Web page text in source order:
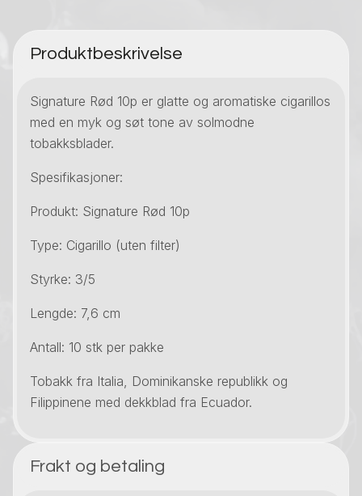
Produktbeskrivelse
Signature Rød 10p er glatte og aromatiske cigarillos
med en myk og søt tone av solmodne
tobakksblader.
Spesifikasjoner:
Produkt: Signature Rød 10p
Type: Cigarillo (uten filter)
Styrke: 3/5
Lengde: 7,6 cm
Antall: 10 stk per pakke
Tobakk fra Italia, Dominikanske republikk og
Filippinene med dekkblad fra Ecuador.
Frakt og betaling